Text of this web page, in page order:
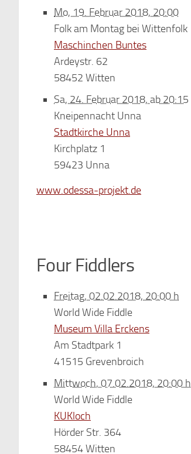
Mo, 19. Februar 2018, 20:00
Folk am Montag bei Wittenfolk
Maschinchen Buntes
Ardeystr. 62
58452 Witten
Sa, 24. Februar 2018, ab 20:15
Kneipennacht Unna
Stadtkirche Unna
Kirchplatz 1
59423 Unna
www.odessa-projekt.de
Four Fiddlers
Freitag, 02.02.2018, 20:00 h
World Wide Fiddle
Museum Villa Erckens
Am Stadtpark 1
41515 Grevenbroich
Mittwoch, 07.02.2018, 20:00 h
World Wide Fiddle
KUKloch
Hörder Str. 364
58454 Witten